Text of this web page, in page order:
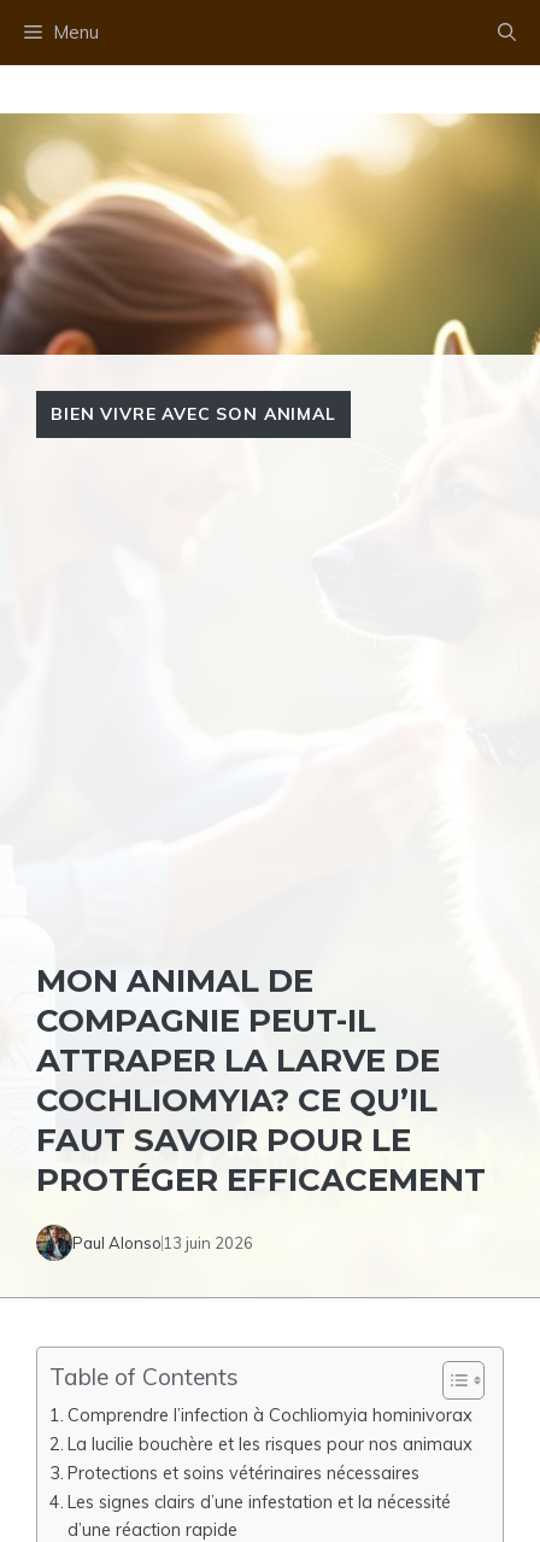
Menu
BIEN VIVRE AVEC SON ANIMAL
MON ANIMAL DE
COMPAGNIE PEUT-IL
ATTRAPER LA LARVE DE
COCHLIOMYIA? CE QU’IL
FAUT SAVOIR POUR LE
PROTÉGER EFFICACEMENT
Paul Alonso 13 juin 2026
Table of Contents
Comprendre l’infection à Cochliomyia hominivorax
La lucilie bouchère et les risques pour nos animaux
Protections et soins vétérinaires nécessaires
Les signes clairs d’une infestation et la nécessité
d’une réaction rapide